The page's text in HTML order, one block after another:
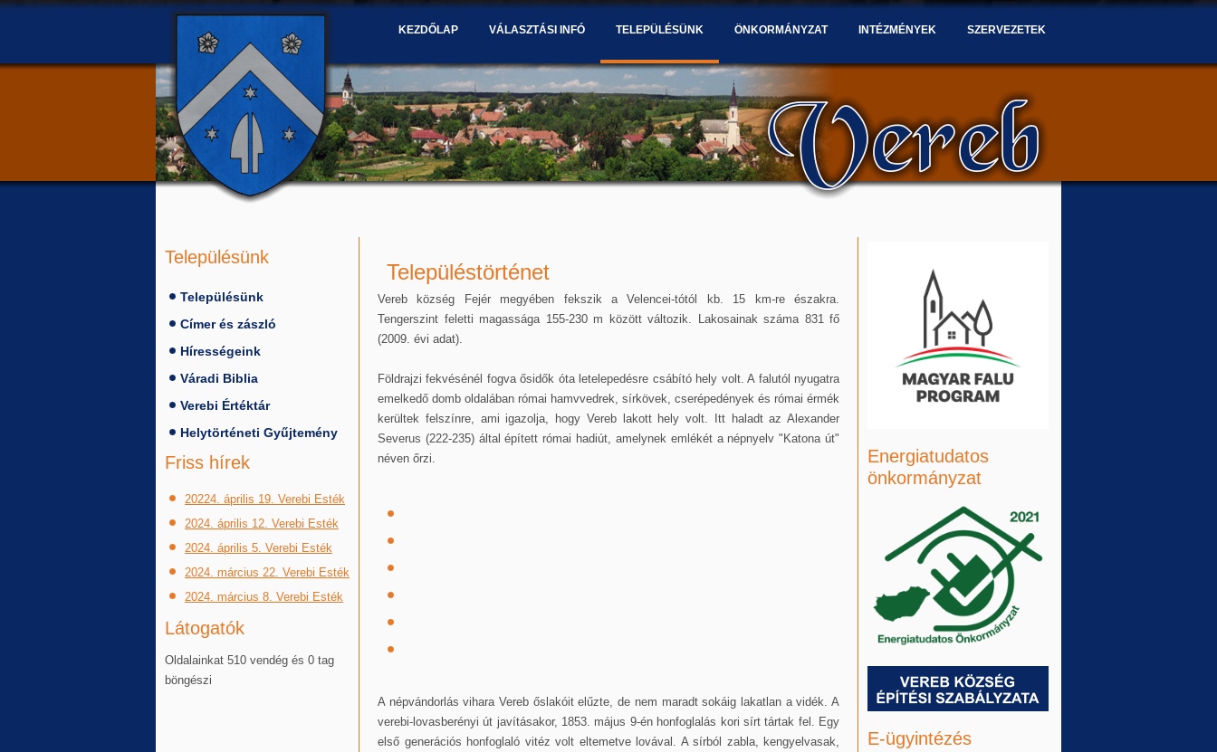
KEZDŐLAP VÁLASZTÁSI INFÓ TELEPÜLÉSÜNK ÖNKORMÁNYZAT INTÉZMÉNYEK SZERVEZETEK
Településünk
Településünk
Címer és zászló
Hírességeink
Váradi Biblia
Verebi Értéktár
Helytörténeti Gyűjtemény
Friss hírek
20224. április 19. Verebi Esték
2024. április 12. Verebi Esték
2024. április 5. Verebi Esték
2024. március 22. Verebi Esték
2024. március 8. Verebi Esték
Látogatók
Oldalainkat 510 vendég és 0 tag
böngészi
Településtörténet
Vereb község Fejér megyében fekszik a Velencei-tótól kb. 15 km-re északra.
Tengerszint feletti magassága 155-230 m között változik. Lakosainak száma 831 fő
(2009. évi adat).
Földrajzi fekvésénél fogva ősidők óta letelepedésre csábító hely volt. A falutól nyugatra
emelkedő domb oldalában római hamvvedrek, sírkövek, cserépedények és római érmék
kerültek felszínre, ami igazolja, hogy Vereb lakott hely volt. Itt haladt az Alexander
Severus (222-235) által épített római hadiút, amelynek emlékét a népnyelv "Katona út"
néven őrzi.
A népvándorlás vihara Vereb őslakóit elűzte, de nem maradt sokáig lakatlan a vidék. A
verebi-lovasberényi út javításakor, 1853. május 9-én honfoglalás kori sírt tártak fel. Egy
első generációs honfoglaló vitéz volt eltemetve lovával. A sírból zabla, kengyelvasak,
Energiatudatos
önkormányzat
E-ügyintézés